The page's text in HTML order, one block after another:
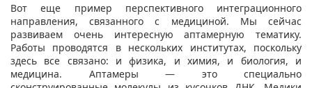
Вот еще пример перспективного интеграционного
направления, связанного с медициной. Мы сейчас
развиваем очень интересную аптамерную тематику.
Работы проводятся в нескольких институтах, поскольку
здесь все связано: и физика, и химия, и биология, и
медицина. Аптамеры — это специально